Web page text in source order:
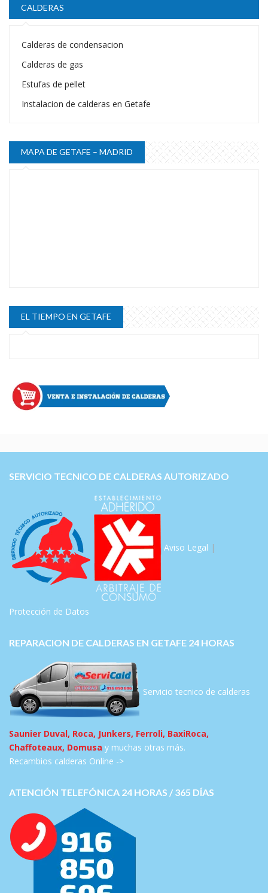
CALDERAS
Calderas de condensacion
Calderas de gas
Estufas de pellet
Instalacion de calderas en Getafe
MAPA DE GETAFE – MADRID
EL TIEMPO EN GETAFE
SERVICIO TECNICO DE CALDERAS AUTORIZADO
Aviso Legal |
Protección de Datos
REPARACION DE CALDERAS EN GETAFE 24 HORAS
Servicio tecnico de calderas
Saunier Duval, Roca, Junkers, Ferroli, BaxiRoca,
Chaffoteaux, Domusa y muchas otras más.
Recambios calderas Online ->
ATENCIÓN TELEFÓNICA 24 HORAS / 365 DÍAS